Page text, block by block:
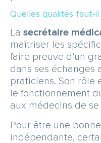
Quelles qualités faut-
La secrétaire
maîtriser les
faire preuve d’un
dans ses échanges
praticiens. Son rôle
le fonctionnement
aux médecins de
Pour être une
indépendante,